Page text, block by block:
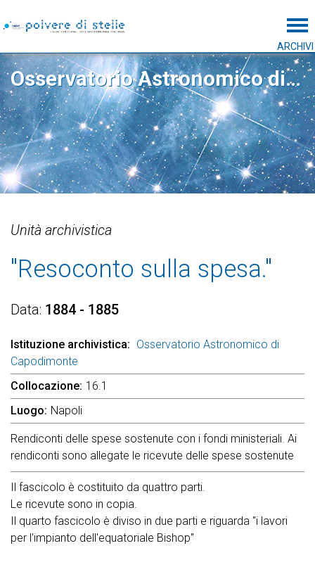
ARCHIVI
Osservatorio Astronomico di Capodimonte
Unità archivistica
"Resoconto sulla spesa."
Data 1884 - 1885
Istituzione archivistica
Osservatorio Astronomico di
Capodimonte
Collocazione 16.1
Luogo Napoli
Rendiconti delle spese sostenute con i fondi ministeriali. Ai
rendiconti sono allegate le ricevute delle spese sostenute
Il fascicolo è costituito da quattro parti.
Le ricevute sono in copia.
Il quarto fascicolo è diviso in due parti e riguarda "i lavori
per l'impianto dell'equatoriale Bishop"